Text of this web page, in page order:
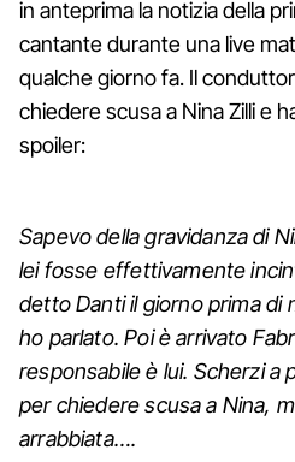
in anteprima la notizia della
cantante durante una live
qualche giorno fa. Il
chiedere scusa a Nina Zilli e
spoiler:
Sapevo della gravidanza di
lei fosse effettivamente
detto Danti il giorno prima di
ho parlato. Poi è arrivato
responsabile è lui. Scherzi a
per chiedere scusa a Nina,
arrabbiata….